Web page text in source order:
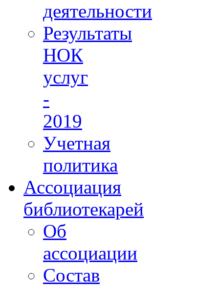
деятельности
Результаты
НОК
услуг
-
2019
Учетная
политика
Ассоциация
библиотекарей
Об
ассоциации
Состав